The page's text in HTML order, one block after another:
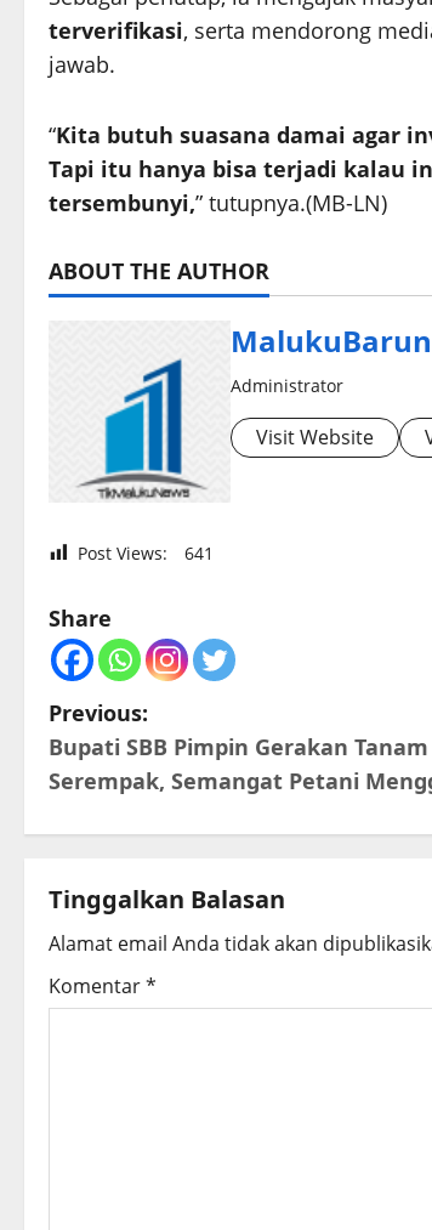
terverifikasi, serta mendorong
jawab.
“Kita butuh suasana damai agar
Tapi itu hanya bisa terjadi kalau
tersembunyi,” tutupnya.(MB-LN)
ABOUT THE AUTHOR
Administrator
Visit Website
Post Views: 641
Share
P
o
s
n
a
v
Previous:
Bupati SBB Pimpin Gerakan Tanam
Serempak, Semangat Petani
Tinggalkan Balasan
Alamat email Anda tidak akan
Komentar*